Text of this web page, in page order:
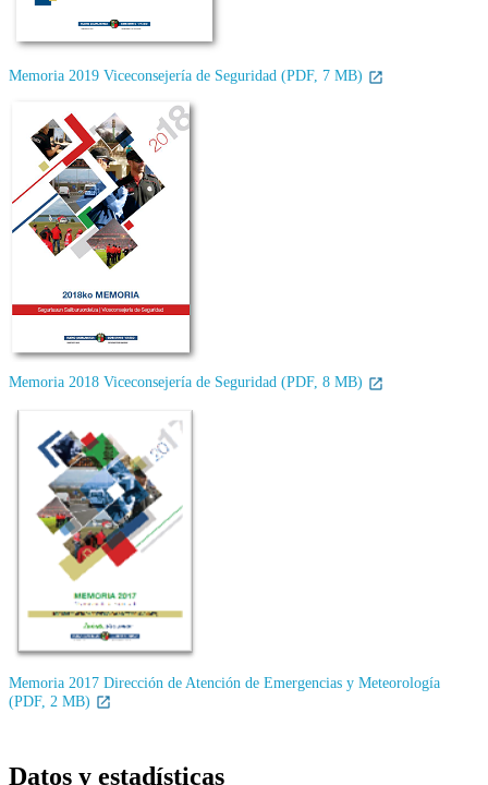
Memoria 2019 Viceconsejería de Seguridad (PDF, 7 MB)
Memoria 2018 Viceconsejería de Seguridad (PDF, 8 MB)
Memoria 2017 Dirección de Atención de Emergencias y Meteorología
(PDF, 2 MB)
Datos y estadísticas